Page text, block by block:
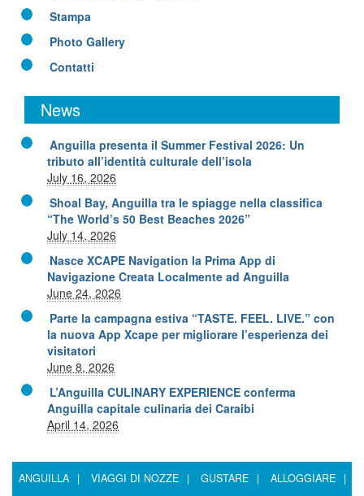
Stampa
Photo Gallery
Contatti
News
Anguilla presenta il Summer Festival 2026: Un
tributo all’identità culturale dell’isola
July 16, 2026
Shoal Bay, Anguilla tra le spiagge nella classifica
“The World’s 50 Best Beaches 2026”
July 14, 2026
Nasce XCAPE Navigation la Prima App di
Navigazione Creata Localmente ad Anguilla
June 24, 2026
Parte la campagna estiva “TASTE. FEEL. LIVE.” con
la nuova App Xcape per migliorare l’esperienza dei
visitatori
June 8, 2026
L’Anguilla CULINARY EXPERIENCE conferma
Anguilla capitale culinaria dei Caraibi
April 14, 2026
ANGUILLA | VIAGGI DI NOZZE | GUSTARE | ALLOGGIARE
|